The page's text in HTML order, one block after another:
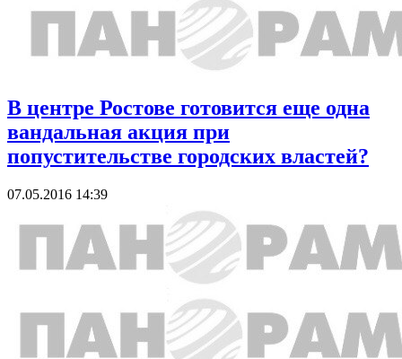
В центре Ростове готовится еще одна
вандальная акция при
попустительстве городских властей?
07.05.2016 14:39